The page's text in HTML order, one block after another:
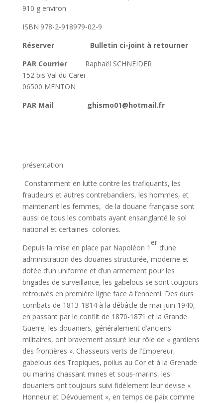
910 g environ
ISBN 978-2-918979-02-9
Réserver
Bulletin ci-joint à retourner
PAR CourrierRaphaël SCHNEIDER
152 bis Val du Carei
06500 MENTON
PAR Mail
ghismo01@hotmail.fr
présentation
Constamment en lutte contre les trafiquants, les
fraudeurs et autres contrebandiers, les hommes, et
maintenant les femmes, de la douane française sont
aussi de tous les combats ayant ensanglanté le sol
national et certaines colonies.
Depuis la mise en place par Napoléon 1
er
d’une
administration des douanes structurée, moderne et
dotée d’un uniforme et d’un armement pour les
brigades de surveillance, les gabelous se sont toujours
retrouvés en première ligne face à l’ennemi. Des durs
combats de 1813-1814 à la débâcle de mai-juin 1940,
en passant par le conflit de 1870-1871 et la Grande
Guerre, les douaniers, généralement d’anciens
militaires, ont bravement assuré leur rôle de « gardiens
des frontières ». Chasseurs verts de l’Empereur,
gabelous des Tropiques, poilus au Cor et à la Grenade
ou marins chassant mines et sous-marins, les
douaniers ont toujours suivi fidèlement leur devise «
Honneur et Dévouement », en temps de paix comme